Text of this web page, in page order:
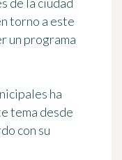
torno a este
un programa
ha
tema desde
con su